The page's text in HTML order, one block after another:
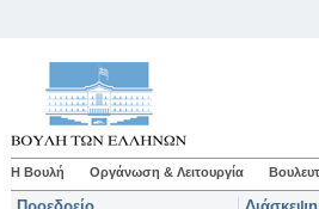
Η Βουλή Οργάνωση & Λειτουργία